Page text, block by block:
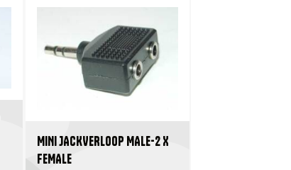
MINI JACKVERLOOP MALE-2 X
FEMALE